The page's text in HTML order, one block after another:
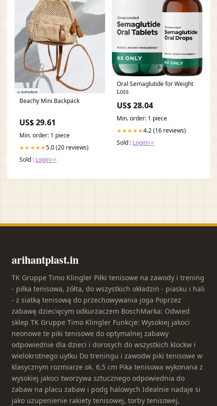
Beachy Mini Backpack
US$ 29.61
Min. order: 1 piece
★★★★★5.0 (20 reviews)
Sold : Login>>
Oral Semaglutide for Weight
Loss
US$ 28.04
Min. order: 1 piece
★★★★★4.2 (16 reviews)
Sold : Login>>
arihantplast.in
TK Gruppe Timo Klingler Piłki tenisowe na zawody i trening
- piłka tenisowa, żółta, do wszystkich okładzin - piasku i hali
- z siatką tenisową do przechowywania joga Poprzez
zabawę dziecięcym odkurzaczem BoschMarka: Odwied
sklep TK Gruppe Timo Klingler Funkcje: Wysokiej jakoci
neonowe te piki tenisowe do optymalnej zabawy
odpowiednie dla dzieci i dorosych do wszystkich klockw i
wielokrotnego uytku Do treningu i zawodw piki tenisowe w
klasycznym rozmiarze ok. 6,5 cm Pika tenisowa wykonana z
wysokiej jakoci tworzywa sztucznego odpowiednia do
zabaw na placu zabaw i podg halowych Idealnie nadaje si
jako uzupenienie rakiety tenisowej, torby tenisowej,